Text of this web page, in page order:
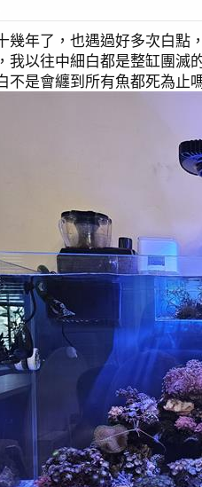
幾年了，也遇過好多次白點
我以往中細白都是整缸團滅
不是會纏到所有魚都死為止